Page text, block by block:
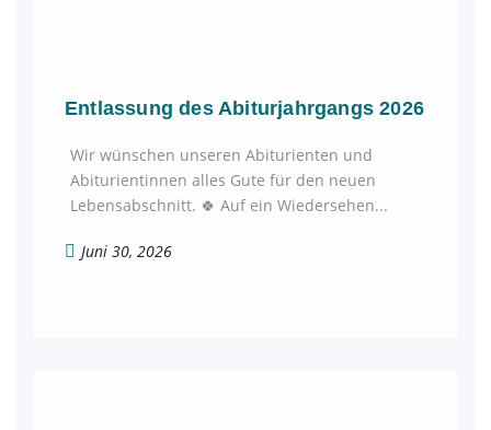
Entlassung des Abiturjahrgangs 2026
Wir wünschen unseren Abiturienten und
Abiturientinnen alles Gute für den neuen
Lebensabschnitt. 🍀 Auf ein Wiedersehen...
Juni 30, 2026